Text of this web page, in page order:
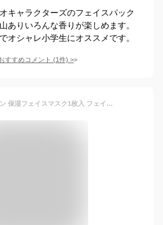
キャラクターズのフェイスパック
ありいろんな香りが楽しめます。
オシャレ小学生にオススメです。
すすめコメント (1件) >
ハローキティデザイン 保湿フェイスマスク1枚入 フェイスマスク マスク シート フェイスパック マスク 日本製 フェイスパック ばら売り プラセンタ 馬 キティちゃん グッズ 大人 サンリオ 推し活 リシャン